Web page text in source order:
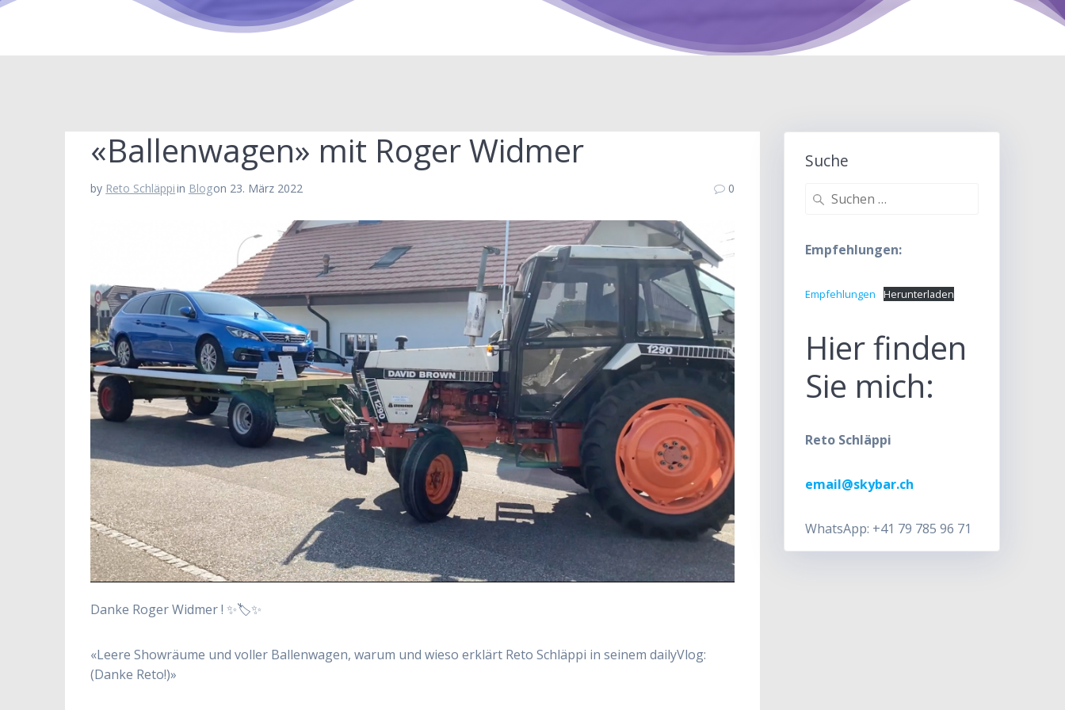
«Ballenwagen» mit Roger Widmer
by Reto Schläppiin Blogon 23. März 2022 0
Danke Roger Widmer ! ✨🏷✨
«Leere Showräume und voller Ballenwagen, warum und wieso erklärt Reto Schläppi in seinem dailyVlog:
(Danke Reto!)»
Suche
Suche
Empfehlungen:
Empfehlungen Herunterladen
Hier finden
Sie mich:
Reto Schläppi
email@skybar.ch
WhatsApp: +41 79 785 96 71